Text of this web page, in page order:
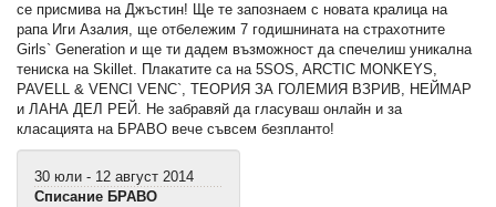
се присмива на Джъстин! Ще те запознаем с новата кралица на
рапа Иги Азалия, ще отбележим 7 годишнината на страхотните
Girls` Generation и ще ти дадем възможност да спечелиш уникална
тениска на Skillet. Плакатите са на 5SOS, ARCTIC MONKEYS,
PAVELL & VENCI VENC`, ТЕОРИЯ ЗА ГОЛЕМИЯ ВЗРИВ, НЕЙМАР
и ЛАНА ДЕЛ РЕЙ. Не забравяй да гласуваш онлайн и за
класацията на БРАВО вече съвсем безпланто!
30 юли - 12 август 2014
Списание БРАВО